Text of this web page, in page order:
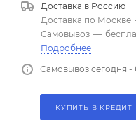
Доставка в Россию
Доставка по Москве
Самовывоз —
Подробнее
Самовывоз сегодня -
КУПИТЬ В КРЕДИТ